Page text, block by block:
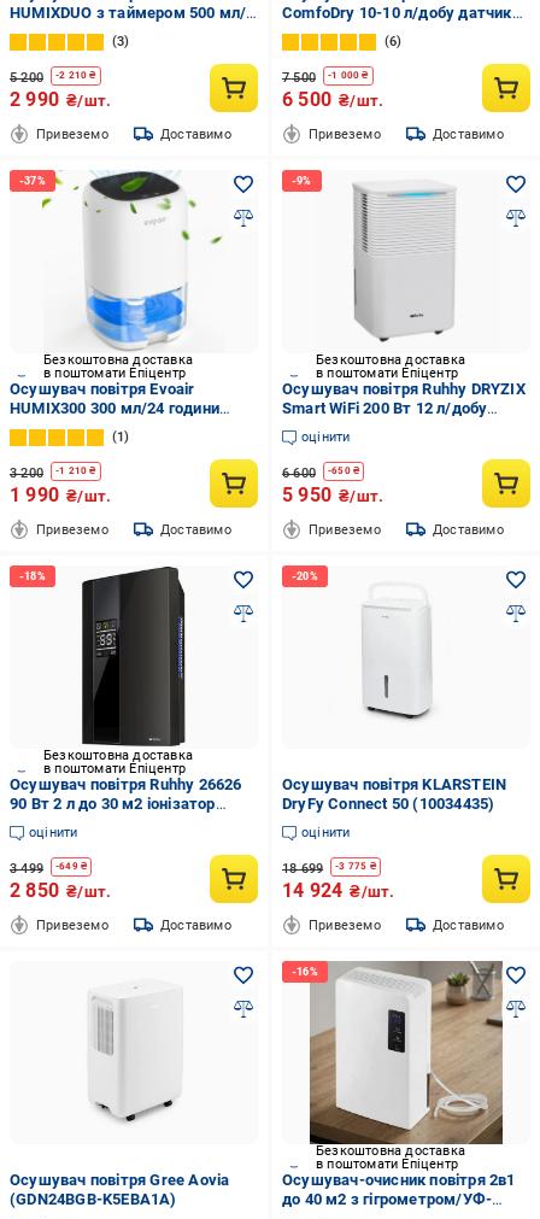
HUMIXDUO з таймером 500 мл/
добу 2,5 л Білий
3
5 200 -2 210 ₴
2 990 ₴/шт.
Привеземо Доставимо
ComfoDry 10-10 л/добу датчик
вологості 2,2 л
6
7 500 -1 000 ₴
6 500 ₴/шт.
Привеземо Доставимо
Безкоштовна доставка
в поштомати Епіцентр
Осушувач повітря Evoair
HUMIX300 300 мл/24 години
безшумний резервуар 1 л Білий
(2681376320)
1
3 200 -1 210 ₴
1 990 ₴/шт.
Привеземо Доставимо
Безкоштовна доставка
в поштомати Епіцентр
Осушувач повітря Ruhhy DRYZIX
Smart WiFi 200 Вт 12 л/добу
резервуар 2 л Білий (26498)
оцінити
6 600 -650₴
5 950 ₴/шт.
Привеземо Доставимо
Безкоштовна доставка
в поштомати Епіцентр
Осушувач повітря Ruhhy 26626
90 Вт 2 л до 30 м2 іонізатор
таймер пульт ДК Чорний
оцінити
3 499 -649₴
2 850 ₴/шт.
Привеземо Доставимо
Осушувач повітря KLARSTEIN
DryFy Connect 50 (10034435)
оцінити
18 699 -3 775 ₴
14 924 ₴/шт.
Привеземо Доставимо
Осушувач повітря Gree Aovia
(GDN24BGB-K5EBA1A)
Безкоштовна доставка
в поштомати Епіцентр
Осушувач-очисник повітря 2в1
до 40 м2 з гігрометром/УФ-